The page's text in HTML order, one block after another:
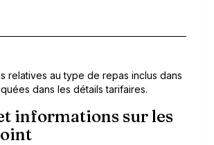
relatives au type de repas inclus dans
dans les détails tarifaires.
informations sur les